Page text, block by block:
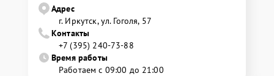
Адрес
г. Иркутск, ул. ​Гоголя, 57
Контакты
+7 (395) 240-73-88
Время работы
Работаем с 09:00 до 21:00